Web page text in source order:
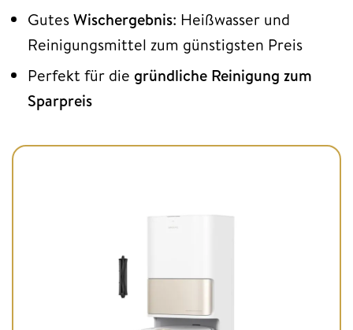
GutesWischergebnis: Heißwasser und
Reinigungsmittel zum günstigsten Preis
Perfekt für die gründliche Reinigung zum
Sparpreis